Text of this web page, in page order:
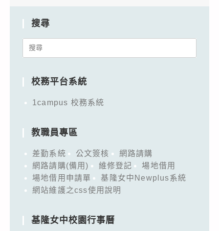
搜尋
Search
校務平台系統
1campus 校務系統
教職員專區
差勤系統 公文簽核
網路請購
網路請購(備用)
維修登記
場地借用
場地借用申請單
基隆女中Newplus系統
網站維護之css使用說明
基隆女中校園行事曆